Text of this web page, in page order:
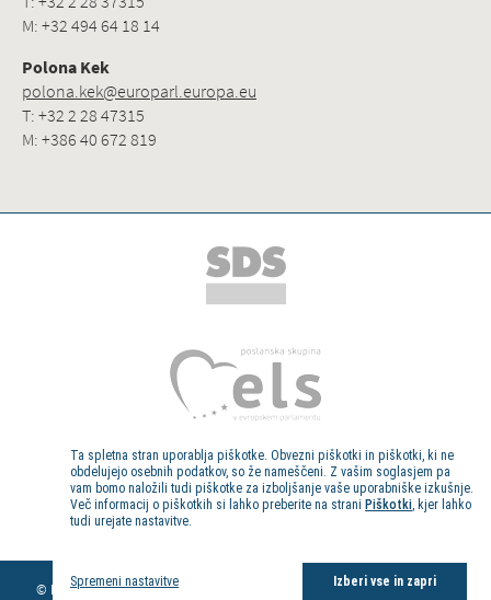
M: +32 494 64 18 14
Polona Kek
polona.kek@europarl.europa.eu
T: +32 2 28 47315
M: +386 40 672 819
© Evropski poslanec dr. Milan Zver, 2013. Vse pravice pridržane.Pravno
Ta spletna stran uporablja piškotke. Obvezni piškotki in piškotki, ki ne
obdelujejo osebnih podatkov, so že nameščeni. Z vašim soglasjem pa
vam bomo naložili tudi piškotke za izboljšanje vaše uporabniške izkušnje.
Več informacij o piškotkih si lahko preberite na strani Piškotki, kjer lahko
tudi urejate nastavitve.
Spremeni nastavitve Izberi vse in zapri